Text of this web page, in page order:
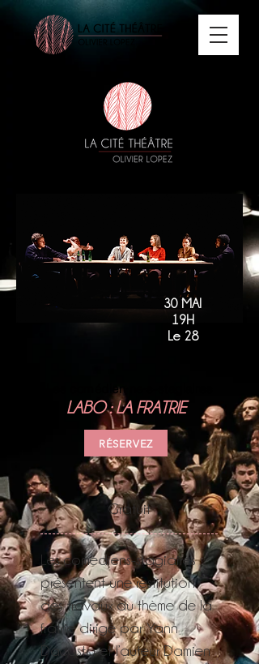
30 MAI
19H
Le 28
Les comédien·ne·s-stagiaires
LABO : LA FRATRIE
RÉSERVEZ
Gratuit
Les comédiens-stagiaires
présentent une restitution
des travaux du thème de la
fratrie dirigé par Yann
Dacosta et l’auteur Damien